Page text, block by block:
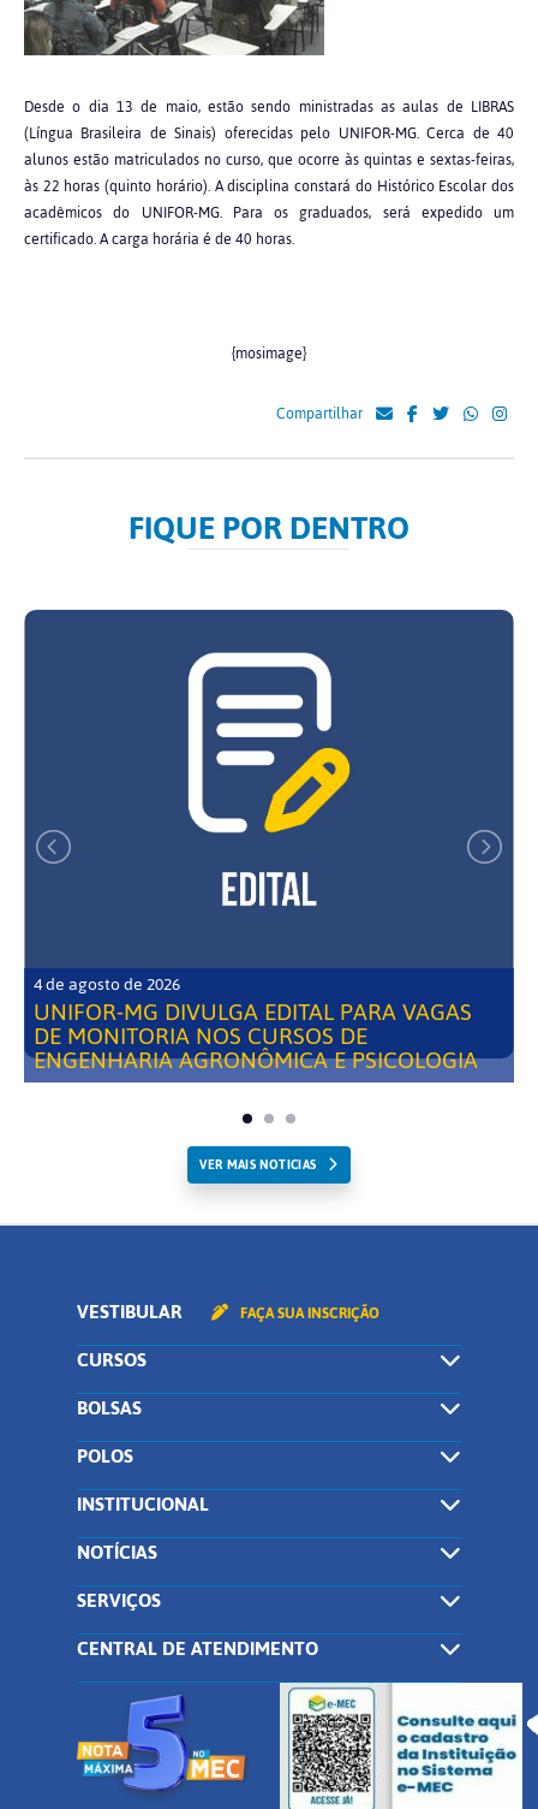
Desde o dia 13 de maio, estão sendo ministradas as aulas de LIBRAS
(Língua Brasileira de Sinais) oferecidas pelo UNIFOR-MG. Cerca de 40
alunos estão matriculados no curso, que ocorre às quintas e sextas-feiras,
às 22 horas (quinto horário). A disciplina constará do Histórico Escolar dos
acadêmicos do UNIFOR-MG. Para os graduados, será expedido um
certificado. A carga horária é de 40 horas.
{mosimage}
Compartilhar
FIQUE POR DENTRO
4 de agosto de 2026
UNIFOR-MG DIVULGA EDITAL PARA VAGAS
DE MONITORIA NOS CURSOS DE
ENGENHARIA AGRONÔMICA E PSICOLOGIA
VER MAIS NOTICIAS
VESTIBULAR FAÇA SUA INSCRIÇÃO
CURSOS
BOLSAS
POLOS
INSTITUCIONAL
NOTÍCIAS
SERVIÇOS
CENTRAL DE ATENDIMENTO